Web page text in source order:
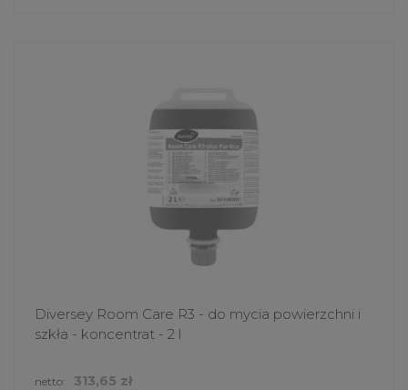
Diversey Room Care R3 - do mycia powierzchni i
szkła - koncentrat - 2 l
netto: 313,65 zł